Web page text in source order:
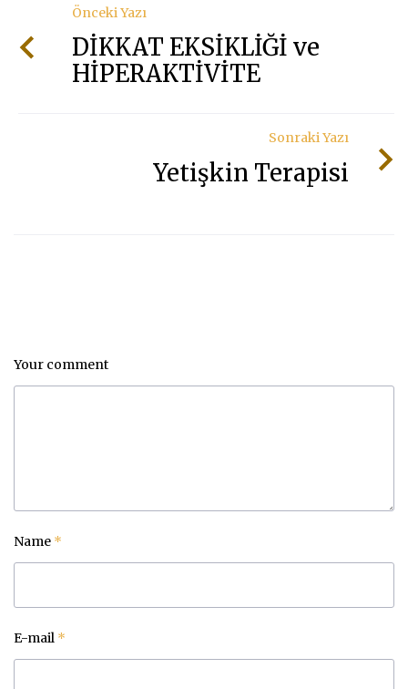
Önceki Yazı
DİKKAT EKSİKLİĞİ ve
HİPERAKTİVİTE
Sonraki Yazı
Yetişkin Terapisi
Your comment
Name *
E-mail *